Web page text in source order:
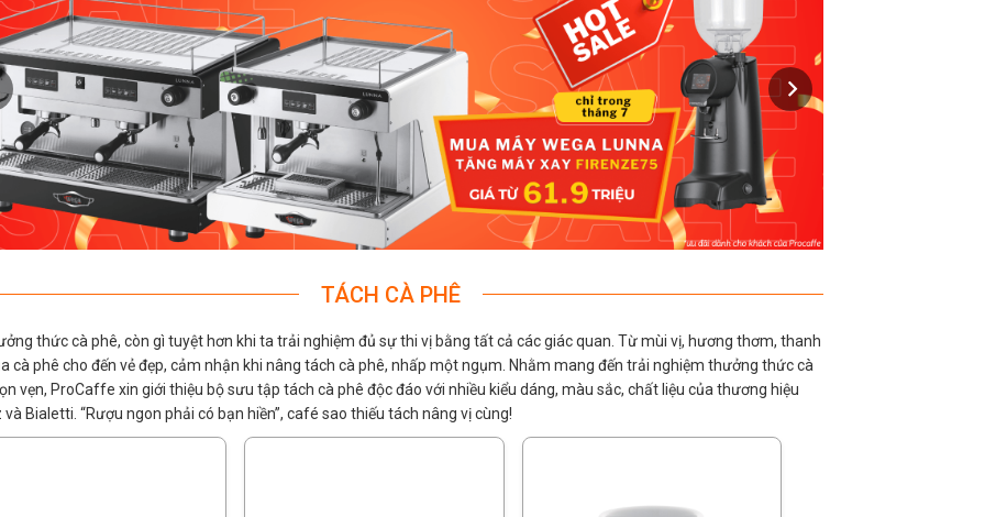
TÁCH CÀ PHÊ
thức cà phê, còn gì tuyệt hơn khi ta trải nghiệm đủ sự thi vị bằng tất cả các giác quan. Từ mùi vị, hương thơm, thanh
cà phê cho đến vẻ đẹp, cảm nhận khi nâng tách cà phê, nhấp một ngụm. Nhằm mang đến trải nghiệm thưởng thức cà
vẹn, ProCaffe xin giới thiệu bộ sưu tập tách cà phê độc đáo với nhiều kiểu dáng, màu sắc, chất liệu của thương hiệu
và Bialetti. “Rượu ngon phải có bạn hiền”, café sao thiếu tách nâng vị cùng!